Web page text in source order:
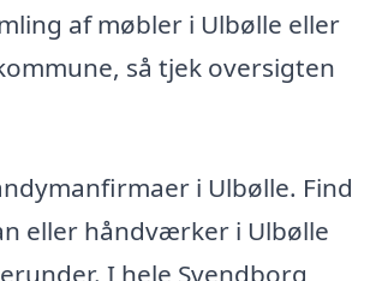
af møbler i Ulbølle eller
så tjek oversigten
i Ulbølle. Find
eller håndværker i Ulbølle
I hele Svendborg